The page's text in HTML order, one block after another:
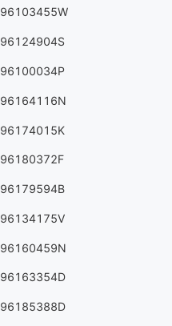
96103455W
96124904S
96100034P
96164116N
96174015K
96180372F
96179594B
96134175V
96160459N
96163354D
96185388D